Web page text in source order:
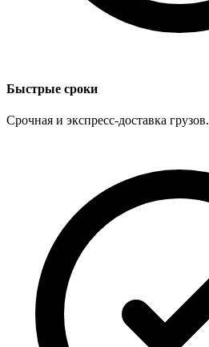
Быстрые сроки
Срочная и экспресс-доставка грузов.